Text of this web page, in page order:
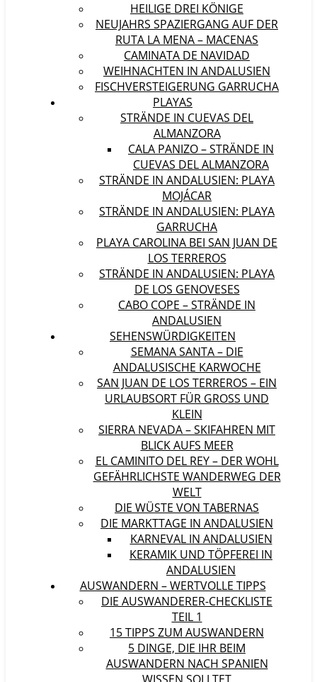
HEILIGE DREI KÖNIGE
NEUJAHRS SPAZIERGANG AUF DER
RUTA LA MENA – MACENAS
CAMINATA DE NAVIDAD
WEIHNACHTEN IN ANDALUSIEN
FISCHVERSTEIGERUNG GARRUCHA
PLAYAS
STRÄNDE IN CUEVAS DEL
ALMANZORA
CALA PANIZO – STRÄNDE IN
CUEVAS DEL ALMANZORA
STRÄNDE IN ANDALUSIEN: PLAYA
MOJÁCAR
STRÄNDE IN ANDALUSIEN: PLAYA
GARRUCHA
PLAYA CAROLINA BEI SAN JUAN DE
LOS TERREROS
STRÄNDE IN ANDALUSIEN: PLAYA
DE LOS GENOVESES
CABO COPE – STRÄNDE IN
ANDALUSIEN
SEHENSWÜRDIGKEITEN
SEMANA SANTA – DIE
ANDALUSISCHE KARWOCHE
SAN JUAN DE LOS TERREROS – EIN
URLAUBSORT FÜR GROSS UND K
LEIN
SIERRA NEVADA – SKIFAHREN MIT
BLICK AUFS MEER
EL CAMINITO DEL REY – DER WOHL
GEFÄHRLICHSTE WANDERWEG DER
WELT
DIE WÜSTE VON TABERNAS
DIE MARKTTAGE IN ANDALUSIEN
KARNEVAL IN ANDALUSIEN
KERAMIK UND TÖPFEREI IN
ANDALUSIEN
AUSWANDERN – WERTVOLLE TIPPS
DIE AUSWANDERER-CHECKLISTE
TEIL 1
15 TIPPS ZUM AUSWANDERN
5 DINGE, DIE IHR BEIM
AUSWANDERN NACH SPANIEN